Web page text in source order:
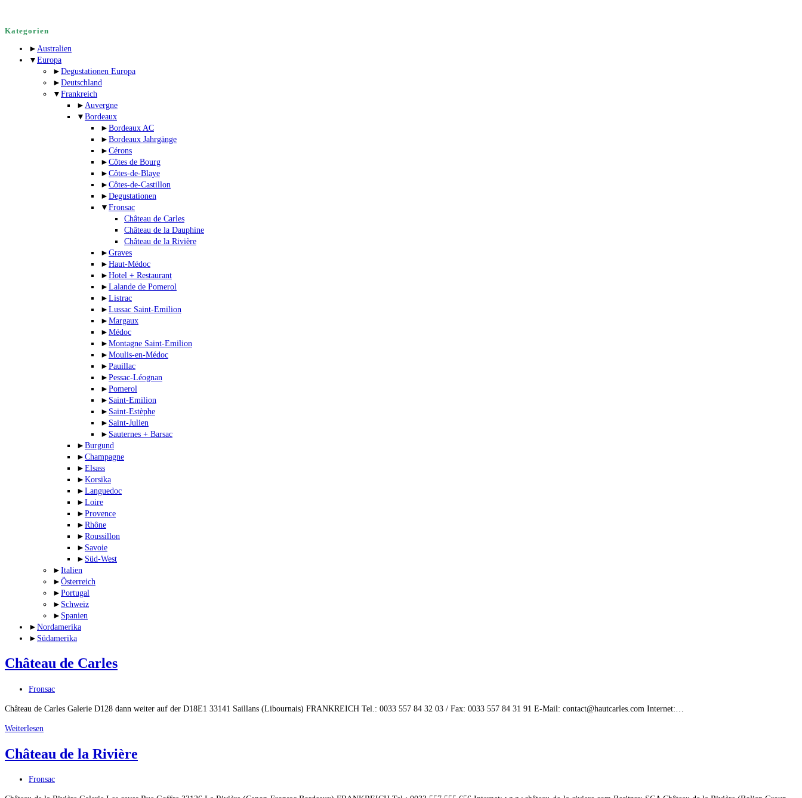
Kategorien
► Australien
▼ Europa
► Degustationen Europa
► Deutschland
▼ Frankreich
► Auvergne
▼ Bordeaux
► Bordeaux AC
► Bordeaux Jahrgänge
► Cérons
► Côtes de Bourg
► Côtes-de-Blaye
► Côtes-de-Castillon
► Degustationen
▼ Fronsac
Château de Carles
Château de la Dauphine
Château de la Rivière
► Graves
► Haut-Médoc
► Hotel + Restaurant
► Lalande de Pomerol
► Listrac
► Lussac Saint-Emilion
► Margaux
► Médoc
► Montagne Saint-Emilion
► Moulis-en-Médoc
► Pauillac
► Pessac-Léognan
► Pomerol
► Saint-Emilion
► Saint-Estèphe
► Saint-Julien
► Sauternes + Barsac
► Burgund
► Champagne
► Elsass
► Korsika
► Languedoc
► Loire
► Provence
► Rhône
► Roussillon
► Savoie
► Süd-West
► Italien
► Österreich
► Portugal
► Schweiz
► Spanien
► Nordamerika
► Südamerika
Château de Carles
Beitrags-
Fronsac
Château de Carles Galerie D128 dann weiter auf der D18E1 33141 Saillans (Libournais) FRANKREICH Tel.: 0033 557 84 32 03 / Fax: 0033 557 84 31 91 E-Mail: contact@hautcarles.com Internet:…
Weiterlesen
Carles
Château de la Rivière
Beitrags-
Fronsac